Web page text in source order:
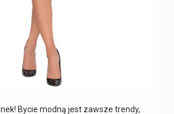
Bycie modną jest zawsze trendy,